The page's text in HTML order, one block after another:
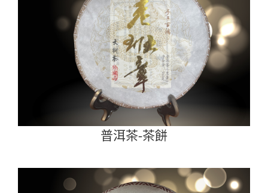
普洱茶-茶餅